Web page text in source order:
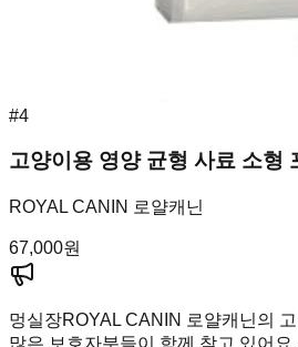
#4
고양이용 영양 균형 사료 소형
ROYAL CANIN 로얄캐닌
67,000원
멍실장ROYAL CANIN 로얄캐닌의